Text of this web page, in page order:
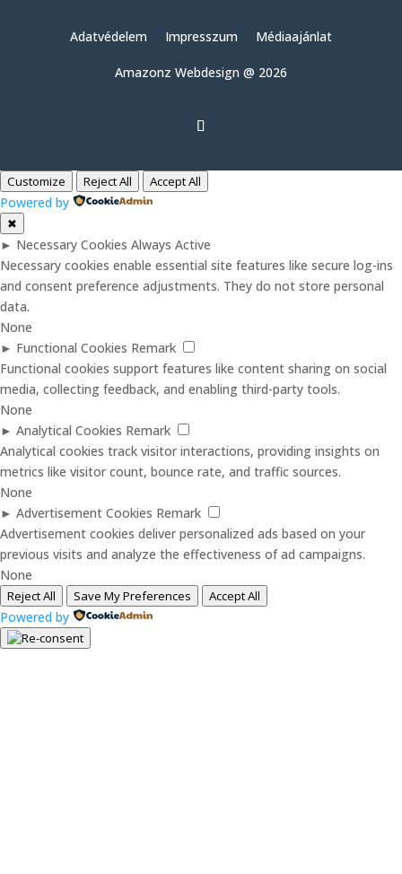
Adatvédelem Impresszum Médiaajánlat
Amazonz Webdesign @ 2026
Customize Reject All Accept All
Powered by
✖
► Necessary Cookies Always Active
Necessary cookies enable essential site features like secure log-ins
and consent preference adjustments. They do not store personal
data.
None
► Functional Cookies Remark
Functional cookies support features like content sharing on social
media, collecting feedback, and enabling third-party tools.
None
► Analytical Cookies Remark
Analytical cookies track visitor interactions, providing insights on
metrics like visitor count, bounce rate, and traffic sources.
None
► Advertisement Cookies Remark
Advertisement cookies deliver personalized ads based on your
previous visits and analyze the effectiveness of ad campaigns.
None
Reject All Save My Preferences Accept All
Powered by